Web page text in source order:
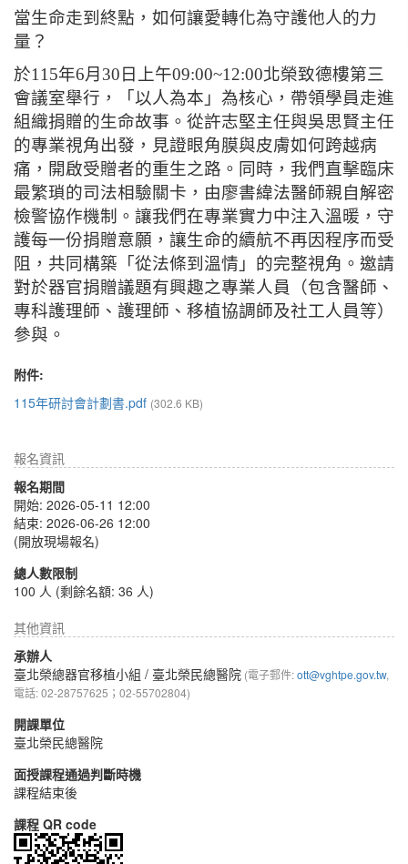
當生命走到終點，如何讓愛轉化為守護他人的力
量？
於115年6月 30 日上午09:00~12:00北榮致德樓第三
會議室舉行，「以人為本」為核心，帶領學員走進
組織捐贈的生命故事。從許志堅主任與吳思賢主任
的專業視角出發，見證眼角膜與皮膚如何跨越病
痛，開啟受贈者的重生之路。同時，我們直擊臨床
最繁瑣的司法相驗關卡，由廖書緯法醫師親自解密
檢警協作機制。讓我們在專業實力中注入溫暖，守
護每一份捐贈意願，讓生命的續航不再因程序而受
阻，共同構築「從法條到溫情」的完整視角。邀請
對於器官捐贈議題有興趣之專業人員（包含醫師、
專科護理師、護理師、移植協調師及社工人員等）
參與。
附件:
115年研討會計劃書.pdf (302.6 KB)
報名資訊
報名期間
開始: 2026-05-11 12:00
結束: 2026-06-26 12:00
(開放現場報名)
總人數限制
100 人 (剩餘名額: 36 人)
其他資訊
承辦人
臺北榮總器官移植小組 / 臺北榮民總醫院 (電子郵件:ott@vghtpe.gov.tw,
電話: 02-28757625；02-55702804)
開課單位
臺北榮民總醫院
面授課程通過判斷時機
課程結束後
課程 QR code